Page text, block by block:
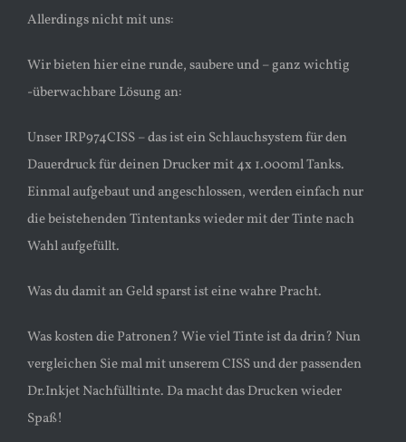
Allerdings nicht mit uns:
Wir bieten hier eine runde, saubere und – ganz wichtig
-überwachbare Lösung an:
Unser IRP974CISS – das ist ein Schlauchsystem für den
Dauerdruck für deinen Drucker mit 4x 1.000ml Tanks.
Einmal aufgebaut und angeschlossen, werden einfach nur
die beistehenden Tintentanks wieder mit der Tinte nach
Wahl aufgefüllt.
Was du damit an Geld sparst ist eine wahre Pracht.
Was kosten die Patronen? Wie viel Tinte ist da drin? Nun
vergleichen Sie mal mit unserem CISS und der passenden
Dr.Inkjet Nachfülltinte. Da macht das Drucken wieder
Spaß!